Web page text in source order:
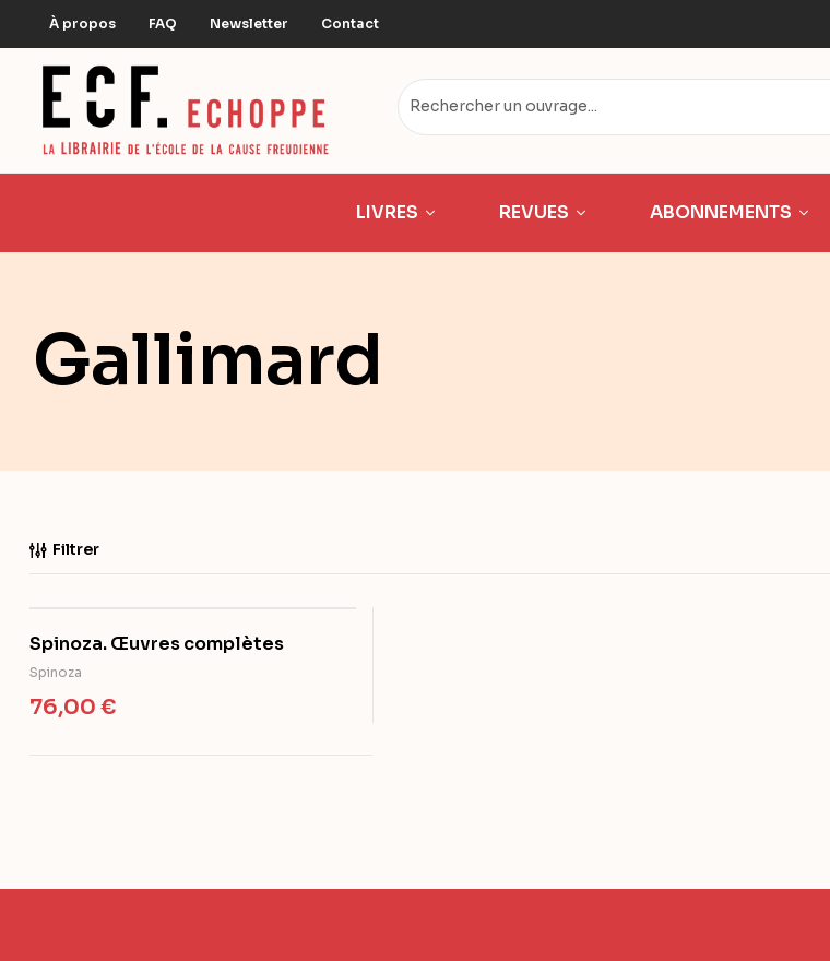
À propos FAQ Newsletter Contact
LIVRES REVUES ABONNEMENTS
Gallimard
Filtrer
Spinoza. Œuvres complètes
Spinoza
76,00 €